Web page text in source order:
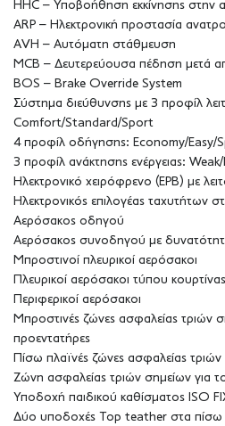
HHC – Υποβοήθηση εκκίνησης στην
ARP – Ηλεκτρονική προστασία
AVH – Αυτόματη στάθμευση
MCB – Δευτερεύουσα πέδηση μετά
BOS – Brake Override System
Σύστημα διεύθυνσης με 3 προφίλ
Comfort/Standard/Sport
4 προφίλ οδήγησης: Economy/Easy/
3 προφίλ ανάκτησης ενέργειας:
Ηλεκτρονικό χειρόφρενο (EPB) με
Ηλεκτρονικός επιλογέας ταχυτήτων
Αερόσακος οδηγού
Αερόσακος συνοδηγού με
Μπροστινοί πλευρικοί αερόσακοι
Πλευρικοί αερόσακοι τύπου κουρτίνας
Περιφερικοί αερόσακοι
Μπροστινές ζώνες ασφαλείας τριών
προεντατήρες
Πίσω πλαϊνές ζώνες ασφαλείας
Ζώνη ασφαλείας τριών σημείων για
Υποδοχή παιδικού καθίσματος ISO
Δύο υποδοχές Top teather στα πίσω